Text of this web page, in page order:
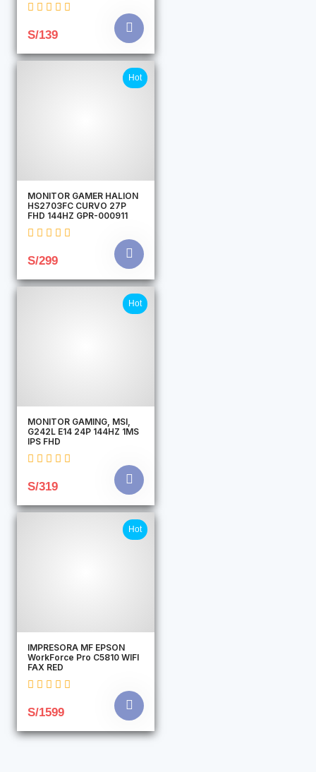
S/139
Hot
MONITOR GAMER HALION
HS2703FC CURVO 27P
FHD 144HZ GPR-000911
S/299
Hot
MONITOR GAMING, MSI,
G242L E14 24P 144HZ 1MS
IPS FHD
S/319
Hot
IMPRESORA MF EPSON
WorkForce Pro C5810 WIFI
FAX RED
S/1599